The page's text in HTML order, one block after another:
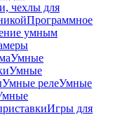
чехлы для
Программное
умным
Умные
Умные
Умные релеУмные
Игры для